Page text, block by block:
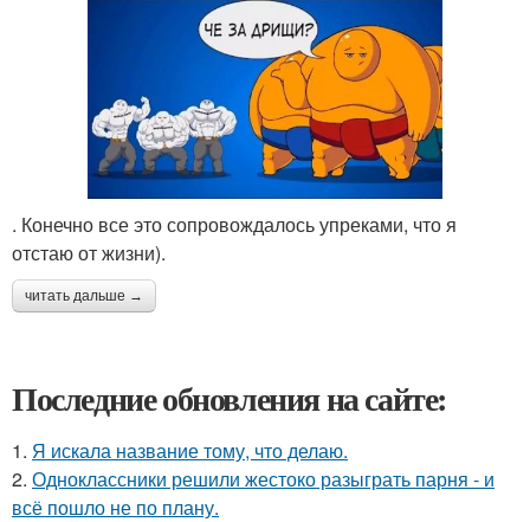
. Конечно все это сопровождалось упреками, что я
отстаю от жизни).
читать дальше →
Последние обновления на сайте:
1. Я искала название тому, что делаю.
2. Одноклассники решили жестоко разыграть парня - и
всё пошло не по плану.